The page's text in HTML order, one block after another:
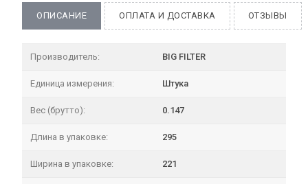
ОПИСАНИЕ ОПЛАТА И ДОСТАВКА ОТЗЫВЫ
Производитель: BIG FILTER
Единица измерения: Штука
Вес (брутто): 0.147
Длина в упаковке: 295
Ширина в упаковке: 221